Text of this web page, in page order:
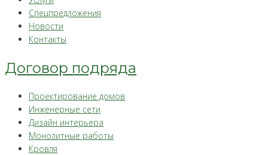
Спецпредложения
Новости
Контакты
Договор подряда
Проектирование домов
Инженерные сети
Дизайн интерьера
Монолитные работы
Кровля